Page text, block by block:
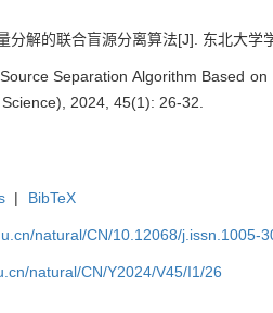
分解的联合盲源分离算法[J]. 东北大
Separation Algorithm Based
2024, 45(1): 26-32.
| BibTeX
natural/CN/10.12068/j.issn.1005-
natural/CN/Y2024/V45/I1/26